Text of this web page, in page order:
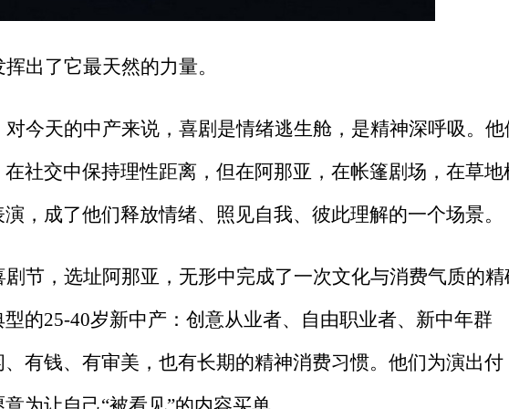
出了它最天然的力量。
今天的中产来说，喜剧是情绪逃生舱，是精神深呼吸。他
社交中保持理性距离，但在阿那亚，在帐篷剧场，在草地
，成了他们释放情绪、照见自我、彼此理解的一个场景。
节，选址阿那亚，无形中完成了一次文化与消费气质的精
的25-40岁新中产：创意从业者、自由职业者、新中年群
有钱、有审美，也有长期的精神消费习惯。他们为演出付